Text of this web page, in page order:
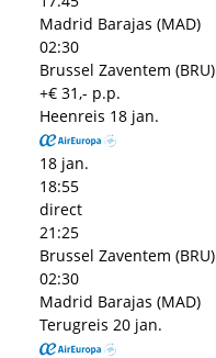
Madrid Barajas (MAD)
02:30
Brussel Zaventem (BRU)
+€ 31,- p.p.
Heenreis 18 jan.
18 jan.
18:55
direct
21:25
Brussel Zaventem (BRU)
02:30
Madrid Barajas (MAD)
Terugreis 20 jan.